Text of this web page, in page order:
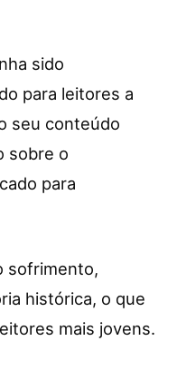
sido
para leitores a
seu conteúdo
sobre o
para
sofrimento,
histórica, o que
mais jovens.